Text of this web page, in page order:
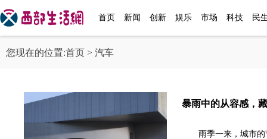
首页 新闻 创新 娱乐 市场 科技 民
您现在的位置:首页 > 汽车
暴雨中的从容感，
雨季一来，城市